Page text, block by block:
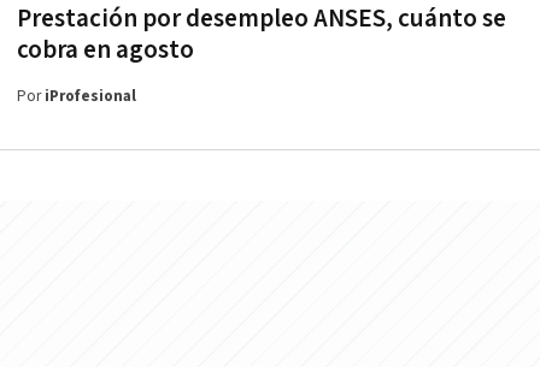
Prestación por desempleo ANSES, cuánto se
cobra en agosto
PoriProfesional